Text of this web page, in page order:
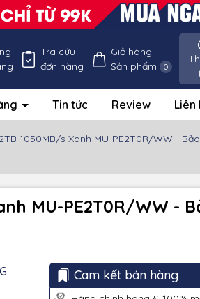
Tra cứu
đơn hàng
Giỏ hàng
Sản phẩm 0
Tin tức Review Liên
1050MB/s Xanh MU-PE2T0R/WW -
MU-PE2T0R/WW -
Cam kết bán hàng